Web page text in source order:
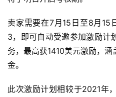
卖家需要在7月15日至8月15
3，即可自动受邀参加激励计
务，最高获1410美元激励，
金。
此次激励计划相较于2021年